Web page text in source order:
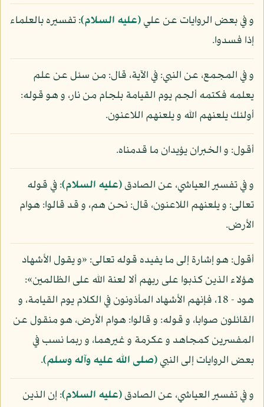
و في بعض الروايات عن علي(عليه السلام): تفسيره بالعلماء
إذا فسدوا.
و في المجمع، عن النبي: في الآية، قال: من سئل عن علم
يعلمه فكتمه ألجم يوم القيامة بلجام من نار، و هو قوله:
أولئك يلعنهم الله و يلعنهم اللاعنون.
أقول: و الخبران يؤيدان ما قدمناه.
و في تفسير العياشي، عن الصادق(عليه السلام): في قوله
تعالى: و يلعنهم اللاعنون، قال: نحن هم، و قد قالوا: هوام
الأرض.
أقول: هو إشارة إلى ما يفيده قوله تعالى: «و يقول الأشهاد
هؤلاء الذين كذبوا على ربهم ألا لعنة الله على الظالمين»:
هود - 18، فإنهم الأشهاد المأذونون في الكلام يوم القيامة، و
القائلون صوابا، و قوله: و قالوا: هوام الأرض، هو منقول عن
المفسرين كمجاهد و عكرمة و غيرهما، و ربما نسب في
بعض الروايات إلى النبي(صلى الله عليه وآله وسلم).
و في تفسير العياشي، عن الصادق(عليه السلام): إن الذين